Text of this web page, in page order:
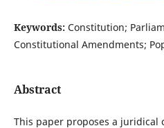
Keywords: Constitution;
Constitutional Amendments;
Abstract
This paper proposes a juridical